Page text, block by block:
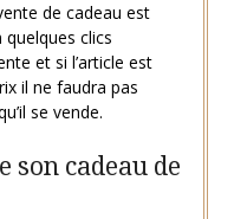
de cadeau est
clics
et si l’article est
il ne faudra pas
se vende.
son cadeau de